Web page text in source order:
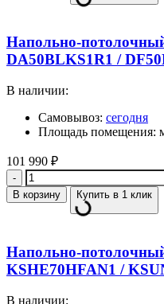
Напольно-
DA50BLKS1R1 /
В наличии:
Самовывоз: сегодня
Площадь помещения:
101 990 ₽
Количество
В корзину Купить в 1 клик
Напольно-
KSHE70HFAN1 /
В наличии: